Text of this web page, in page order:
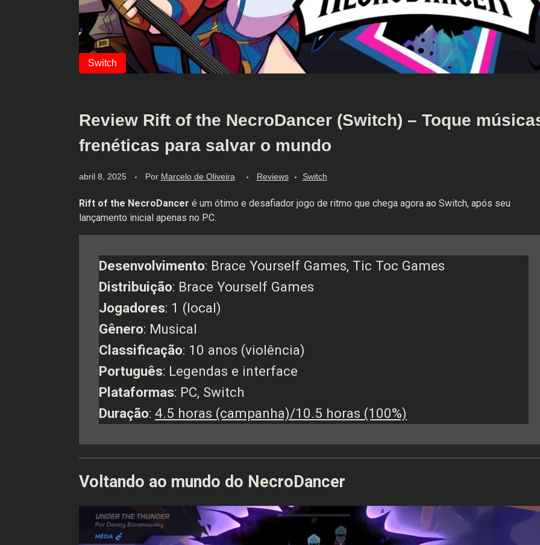
Review Rift of the NecroDancer (Switch) – Toque
frenéticas para salvar o mundo
abril 8, 2025 Por Marcelo de Oliveira Reviews Switch
Rift of the NecroDancer é um ótimo e desafiador jogo de ritmo que chega agora ao Switch, após seu
lançamento inicial apenas no PC.
Desenvolvimento: Brace Yourself Games, Tic Toc Games
Distribuição: Brace Yourself Games
Jogadores: 1 (local)
Gênero: Musical
Classificação: 10 anos (violência)
Português: Legendas e interface
Plataformas: PC, Switch
Duração:4.5 horas (campanha)/10.5 horas (100%)
Voltando ao mundo do NecroDancer